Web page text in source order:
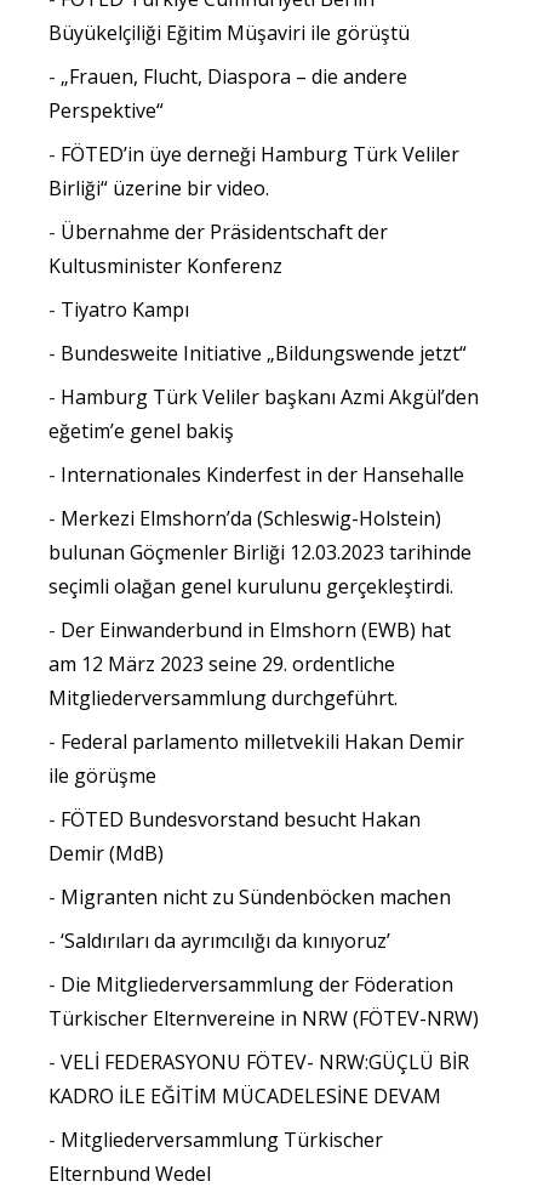
Büyükelçiliği Eğitim Müşaviri ile görüştü
„Frauen, Flucht, Diaspora – die andere
Perspektive“
FÖTED’in üye derneği Hamburg Türk Veliler
Birliği“ üzerine bir video.
Übernahme der Präsidentschaft der
Kultusminister Konferenz
Tiyatro Kampı
Bundesweite Initiative „Bildungswende jetzt“
Hamburg Türk Veliler başkanı Azmi Akgül’den
eğetim’e genel bakiş
Internationales Kinderfest in der Hansehalle
Merkezi Elmshorn’da (Schleswig-Holstein)
bulunan Göçmenler Birliği 12.03.2023 tarihinde
seçimli olağan genel kurulunu gerçekleştirdi.
Der Einwanderbund in Elmshorn (EWB) hat
am 12 März 2023 seine 29. ordentliche
Mitgliederversammlung durchgeführt.
Federal parlamento milletvekili Hakan Demir
ile görüşme
FÖTED Bundesvorstand besucht Hakan
Demir (MdB)
Migranten nicht zu Sündenböcken machen
‘Saldırıları da ayrımcılığı da kınıyoruz’
Die Mitgliederversammlung der Föderation
Türkischer Elternvereine in NRW (FÖTEV-NRW)
VELİ FEDERASYONU FÖTEV- NRW:GÜÇLÜ BİR
KADRO İLE EĞİTİM MÜCADELESİNE DEVAM
Mitgliederversammlung Türkischer
Elternbund Wedel